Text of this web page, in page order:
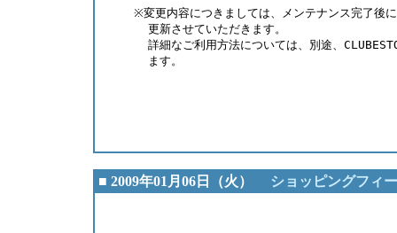
※変更内容につきましては、メンテナンス完了後
      更新させていただきます。
詳細なご利用方法については、別途、
      ます。
■ 2009年01月06日（火） ショッピングフィ